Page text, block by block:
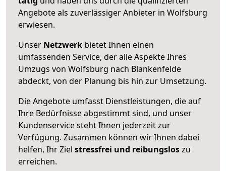
Angebote als zuverlässiger Anbieter in Wolfsburg
erwiesen.
Unser Netzwerk bietet Ihnen einen
umfassenden Service, der alle Aspekte Ihres
Umzugs von Wolfsburg nach Blankenfelde
abdeckt, von der Planung bis hin zur Umsetzung.
Die Angebote umfasst Dienstleistungen, die auf
Ihre Bedürfnisse abgestimmt sind, und unser
Kundenservice steht Ihnen jederzeit zur
Verfügung. Zusammen können wir Ihnen dabei
helfen, Ihr Ziel stressfrei und reibungsloszu
erreichen.